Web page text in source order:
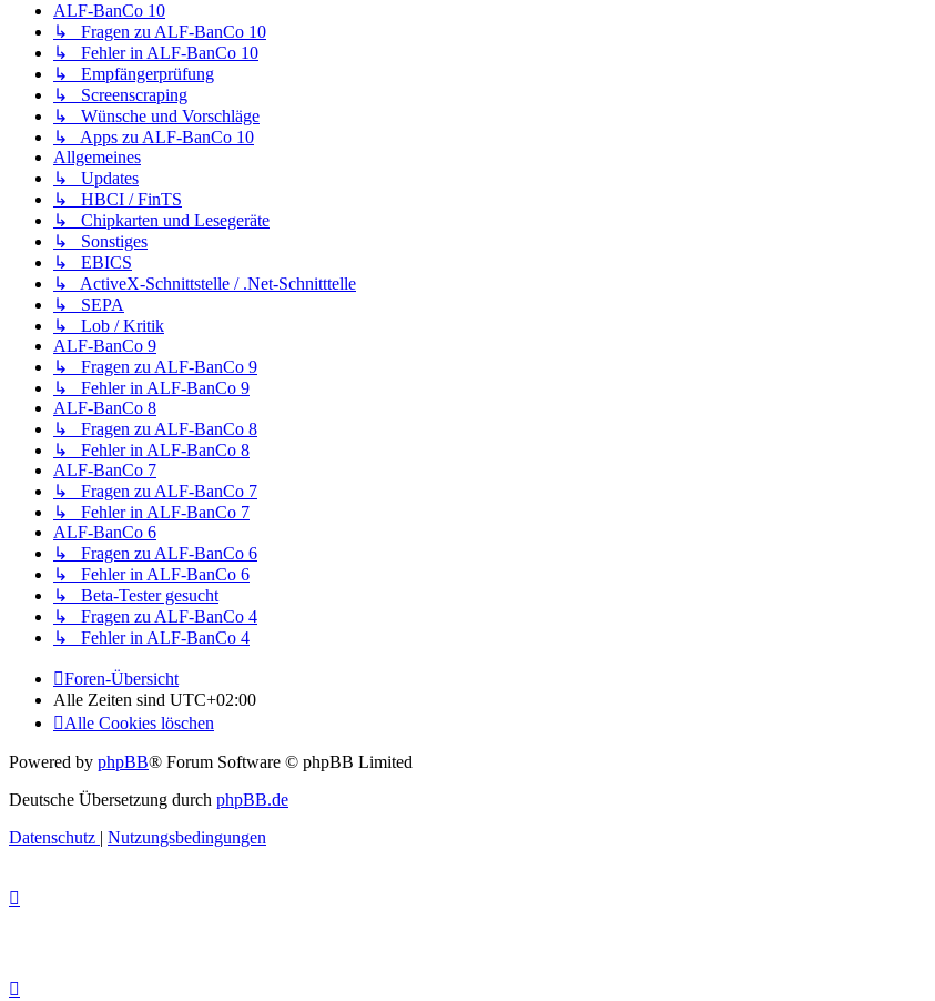
ALF-BanCo 10
↳ Fragen zu ALF-BanCo 10
↳ Fehler in ALF-BanCo 10
↳ Empfängerprüfung
↳ Screenscraping
↳ Wünsche und Vorschläge
↳ Apps zu ALF-BanCo 10
Allgemeines
↳ Updates
↳ HBCI / FinTS
↳ Chipkarten und Lesegeräte
↳ Sonstiges
↳ EBICS
↳ ActiveX-Schnittstelle / .Net-Schnitttelle
↳ SEPA
↳ Lob / Kritik
ALF-BanCo 9
↳ Fragen zu ALF-BanCo 9
↳ Fehler in ALF-BanCo 9
ALF-BanCo 8
↳ Fragen zu ALF-BanCo 8
↳ Fehler in ALF-BanCo 8
ALF-BanCo 7
↳ Fragen zu ALF-BanCo 7
↳ Fehler in ALF-BanCo 7
ALF-BanCo 6
↳ Fragen zu ALF-BanCo 6
↳ Fehler in ALF-BanCo 6
↳ Beta-Tester gesucht
↳ Fragen zu ALF-BanCo 4
↳ Fehler in ALF-BanCo 4
Foren-Übersicht
Alle Zeiten sind UTC+02:00
Alle Cookies löschen
Powered by phpBB® Forum Software © phpBB Limited
Deutsche Übersetzung durch phpBB.de
Datenschutz
Nutzungsbedingungen